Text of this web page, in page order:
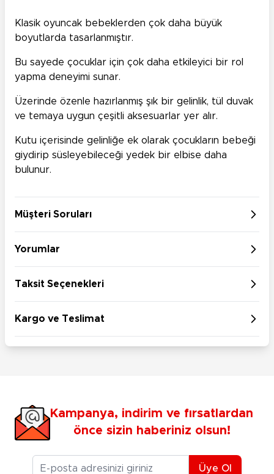
Klasik oyuncak bebeklerden çok daha büyük
boyutlarda tasarlanmıştır.
Bu sayede çocuklar için çok daha etkileyici bir rol
yapma deneyimi sunar.
Üzerinde özenle hazırlanmış şık bir gelinlik, tül duvak
ve temaya uygun çeşitli aksesuarlar yer alır.
Kutu içerisinde gelinliğe ek olarak çocukların bebeği
giydirip süsleyebileceği yedek bir elbise daha
bulunur.
Müşteri Soruları
Yorumlar
Taksit Seçenekleri
Kargo ve Teslimat
Kampanya, indirim ve fırsatlardan
önce sizin haberiniz olsun!
E-posta Adresiniz
Üye Ol